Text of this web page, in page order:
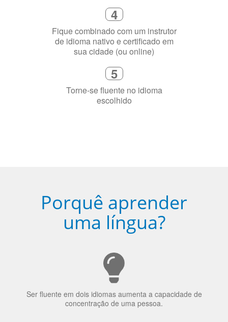
Diga-nos exatamente por que você
precisa aprender a língua
4
Fique combinado com um instrutor
de idioma nativo e certificado em
sua cidade (ou online)
5
Porquê aprender
uma língua?